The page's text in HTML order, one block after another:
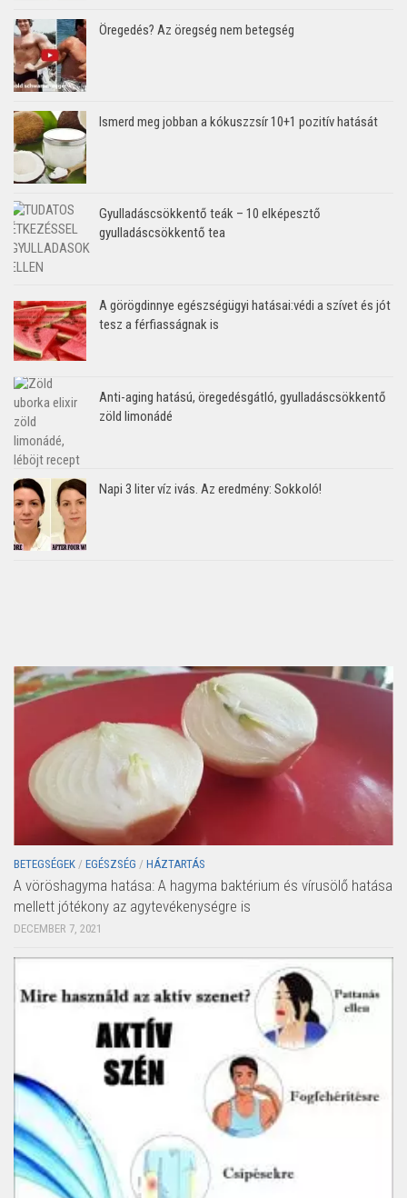
Öregedés? Az öregség nem betegség
Ismerd meg jobban a kókuszzsír 10+1 pozitív hatását
Gyulladáscsökkentő teák – 10 elképesztő
gyulladáscsökkentő tea
A görögdinnye egészségügyi hatásai:védi a szívet és jót
tesz a férfiasságnak is
Anti-aging hatású, öregedésgátló, gyulladáscsökkentő
zöld limonádé
Napi 3 liter víz ivás. Az eredmény: Sokkoló!
BETEGSÉGEK / EGÉSZSÉG / HÁZTARTÁS
A vöröshagyma hatása: A hagyma baktérium és vírusölő hatása
mellett jótékony az agytevékenységre is
DECEMBER 7, 2021